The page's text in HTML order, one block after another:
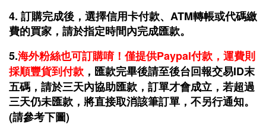
4. 訂購完成後，選擇信用卡付款、ATM轉帳或代碼繳
費的買家，請於指定時間內完成匯款。
5.海外粉絲也可訂購唷！僅提供Paypal付款，運費則
採順豐貨到付款 ，匯款完畢後請至後台回報交易ID末
五碼，請於三天內協助匯款，訂單才會成立，若超過
三天仍未匯款，將直接取消該筆訂單，不另行通知。
(請參考下圖)